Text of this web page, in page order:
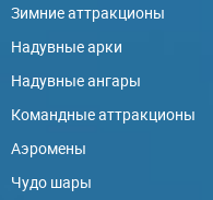
Зимние аттракционы
Надувные арки
Надувные ангары
Командные аттракционы
Аэромены
Чудо шары